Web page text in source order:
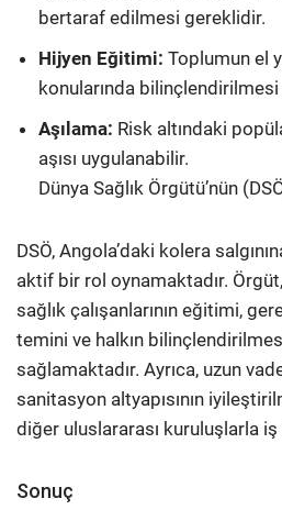
bertaraf edilmesi gereklidir.​
Hijyen Eğitimi: Toplumun el
konularında
Aşılama: Risk altındaki
aşısı uygulanabilir.​
Dünya Sağlık Örgütü’nün
DSÖ, Angola’daki kolera
aktif bir rol oynamaktadır.
sağlık çalışanlarının eğitimi,
temini ve halkın
sağlamaktadır. Ayrıca, uzun
sanitasyon altyapısının
diğer uluslararası kuruluşlarla
Sonuç